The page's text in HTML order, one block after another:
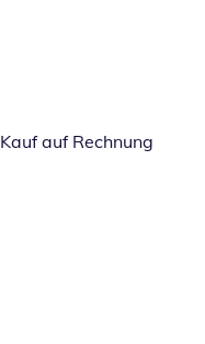
Kauf auf Rechnung